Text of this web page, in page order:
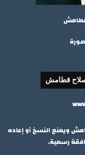
قطامش
صلاح قطامش
ويمنع النسخ أو إعاده
رسمية.